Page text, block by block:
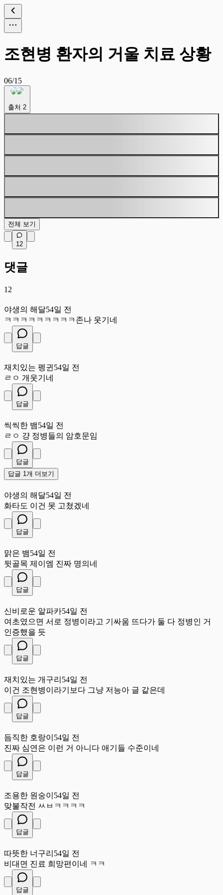
조현병 환자의 거울 치료 상황
06/15
출처 2
전체 보기
12
댓글
12
야생의 해달54일 전
ㅋㅋㅋㅋㅋㅋㅋㅋㅋ존나 웃기네
답글
재치있는 펭귄 54일 전
ㄹㅇ 개웃기네
답글
씩씩한 뱀54일 전
ㄹㅇ 걍 정병들의 암호문임
답글
답글 1개 더보기
야생의 해달54일 전
화타도 이건 못 고쳤겠네
답글
맑은 뱀54일 전
뒷골목 제이엠 진짜 명의네
답글
신비로운 알파카54일 전
여초였으면 서로 정병이라고 기싸움 뜨다가 둘 다 정병인 거
인증했을 듯
답글
재치있는 개구리 54일 전
이건 조현병이라기보다 그냥 저능아 글 같은데
답글
듬직한 호랑이 54일 전
진짜 심연은 이런 거 아니다 애기들 수준이네
답글
조용한 원숭이 54일 전
맞불작전 ㅆㅂㅋㅋㅋㅋ
답글
따뜻한 너구리 54일 전
비대면 진료 희망편이네 ㅋㅋ
답글